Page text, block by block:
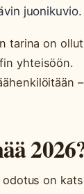
juonikuvio.
tarina on
yhteisöön.
on